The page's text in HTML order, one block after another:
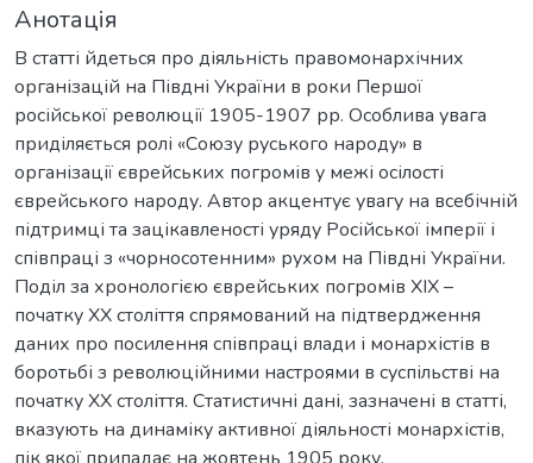
Анотація
В статті йдеться про діяльність правомонархічних
організацій на Півдні України в роки Першої
російської революції 1905-1907 рр. Особлива увага
приділяється ролі «Союзу руського народу» в
організації єврейських погромів у межі осілості
єврейського народу. Автор акцентує увагу на всебічній
підтримці та зацікавленості уряду Російської імперії і
співпраці з «чорносотенним» рухом на Півдні України.
Поділ за хронологією єврейських погромів ХІХ –
початку ХХ століття спрямований на підтвердження
даних про посилення співпраці влади і монархістів в
боротьбі з революційними настроями в суспільстві на
початку ХХ століття. Статистичні дані, зазначені в статті,
вказують на динаміку активної діяльності монархістів,